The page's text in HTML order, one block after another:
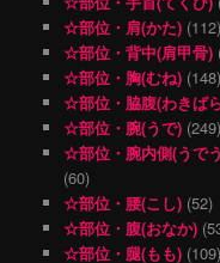
☆部位・肩(かた) (112)
☆部位・背中(肩甲骨)
☆部位・胸(むね) (148)
☆部位・脇腹(わきば
☆部位・腕(うで) (249)
☆部位・腕内側(うで
(60)
☆部位・腰(こし) (52)
☆部位・腹(おなか)
☆部位・腿(もも) (109)